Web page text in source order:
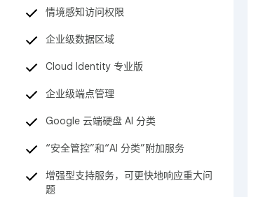
情境感知访问权限
企业级数据区域
Cloud Identity 专业版
企业级端点管理
Google 云端硬盘 AI 分类
“安全管控”和“AI 分类”附加服务
增强型支持服务，可更快地响应重大问
题